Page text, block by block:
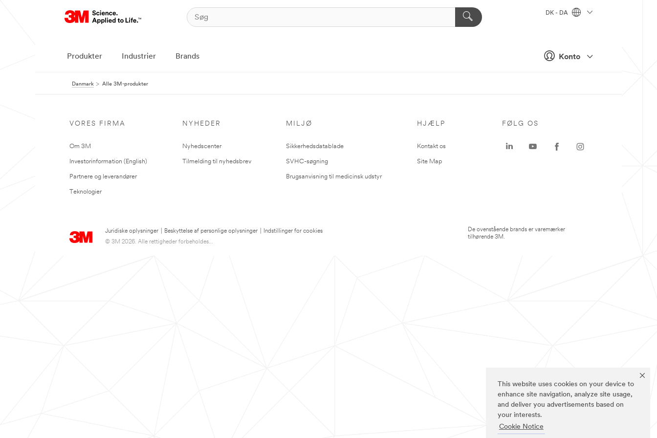
This website uses cookies on your device to
enhance site navigation, analyze site usage,
and deliver you advertisements based on
your interests.
Cookie Notice
Konto
DK - DA
Produkter Industrier Brands
Danmark Alle 3M-produkter
VORES FIRMA
Om 3M
Investorinformation (English)
Partnere og leverandører
Teknologier
NYHEDER
Nyhedscenter
Tilmelding til nyhedsbrev
MILJØ
Sikkerhedsdatablade
SVHC-søgning
Brugsanvisning til medicinsk udstyr
HJÆLP
Kontakt os
Site Map
Juridiske oplysninger Beskyttelse af personlige oplysninger
Indstillinger for cookies
© 3M 2026. Alle rettigheder forbeholdes...
FØLG OS
De ovenstående brands er varemærker
tilhørende 3M.